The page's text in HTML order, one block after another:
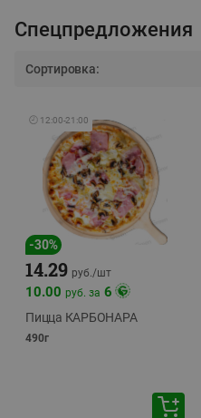
Спецпредложения
Сортировка:
🕘 12:00-21:00
-30%
14.29 руб./шт
10.00 руб. за 6
Пицца КАРБОНАРА
490г